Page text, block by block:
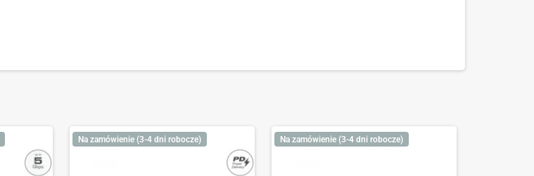
Na zamówienie (3-4 dni robocze) Na zamówienie (3-4 dni robocze)